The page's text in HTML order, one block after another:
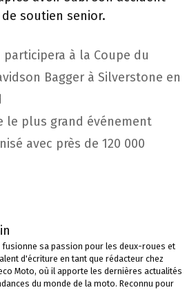
soutien senior.
participera à la Coupe du
Bagger à Silverstone en
le plus grand événement
avec près de 120 000
fusionne sa passion pour les deux-roues et
d'écriture en tant que rédacteur chez
Moto, où il apporte les dernières actualités
du monde de la moto. Reconnu pour